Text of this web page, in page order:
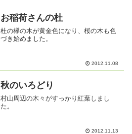
お稲荷さんの杜
杜の欅の木が黄金色になり、桜の木も色
づき始めました。
2012.11.08
秋のいろどり
村山周辺の木々がすっかり紅葉しまし
た。
2012.11.13